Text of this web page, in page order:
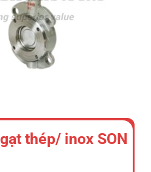
thép/ inox SON